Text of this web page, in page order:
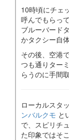
10時頃にチェ
呼んでもらっ
ブルーバード
かタクシー自
その後、空港
つも通りター
らうのに手間
ローカルスタ
ンバルクモ と
で、スピリチ
た印象ではそ